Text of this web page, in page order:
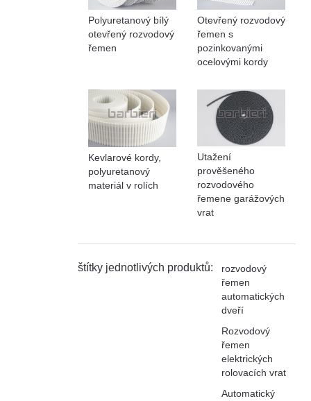
Polyuretanový bílý
otevřený rozvodový
řemen
Otevřený rozvodový
řemen s
pozinkovanými
ocelovými kordy
Kevlarové kordy,
polyuretanový
materiál v rolích
Utažení
prověšeného
rozvodového
řemene garážových
vrat
štítky jednotlivých produktů:
rozvodový
řemen
automatických
dveří
Rozvodový
řemen
elektrických
rolovacích vrat
Automatický